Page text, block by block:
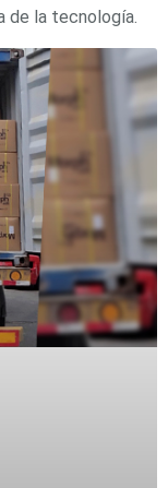
de la tecnología.